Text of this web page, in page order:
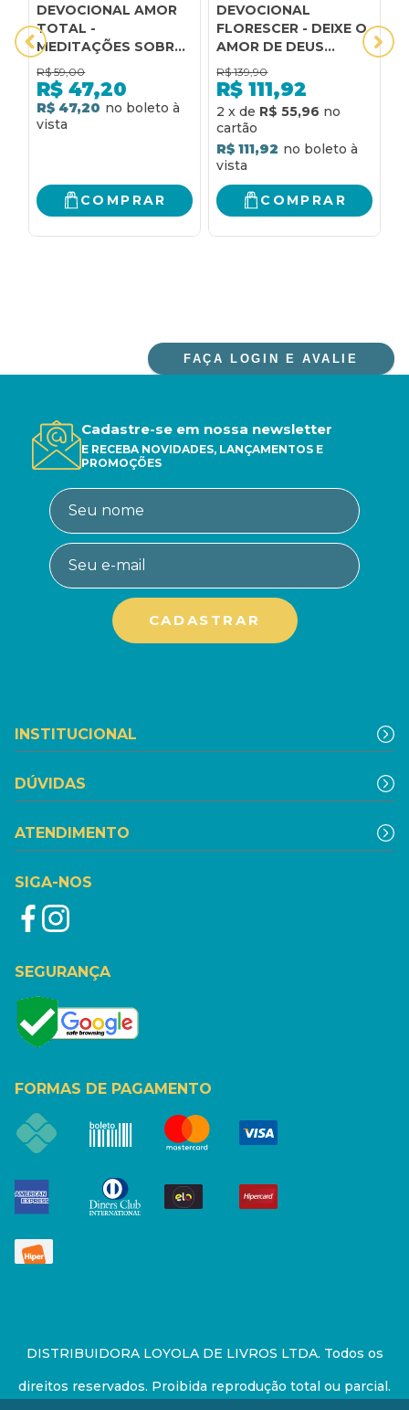
DEVOCIONAL AMOR
TOTAL -
MEDITAÇÕES SOBRE
O AMOR DE DEUS
R$ 59,00
R$ 47,20
R$ 47,20
COMPRAR
DEVOCIONAL
FLORESCER - DEIXE O
AMOR DE DEUS
BROTAR EM CADA
DEVOCIONAL: CAPA
DURA COM PÁGINAS
ILUSTRADAS;
DEVOCIONAL INTU
R$ 139,90
R$ 111,92
2 x de R$ 55,96
R$ 111,92
COMPRAR
FAÇA LOGIN E AVALIE
Cadastre-se em nossa newsletter
E RECEBA NOVIDADES, LANÇAMENTOS E
PROMOÇÕES
INSTITUCIONAL
DÚVIDAS
ATENDIMENTO
SIGA-NOS
SEGURANÇA
FORMAS DE PAGAMENTO
DISTRIBUIDORA LOYOLA DE LIVROS LTDA. Todos os
direitos reservados. Proibida reprodução total ou parcial.